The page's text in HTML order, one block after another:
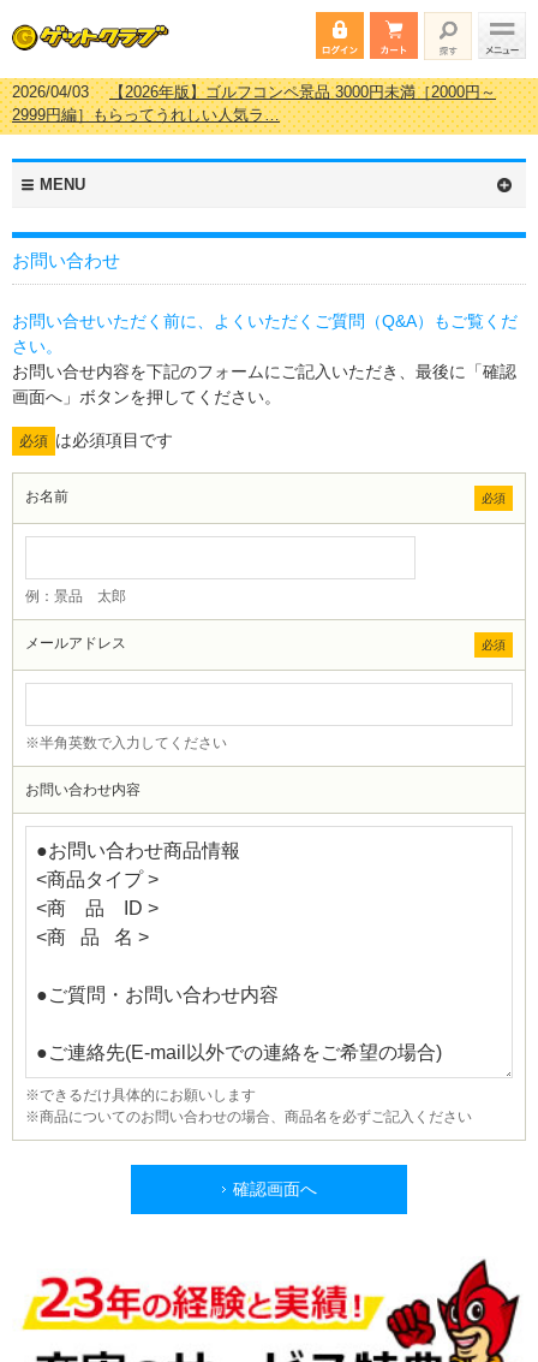
【2026年版】ゴルフコンペ景品 3000円未満［2000円～
2999円編］もらってうれしい人気ラ…
2026/02/16【2026年版】結婚式の二次会で貰って嬉しい景品とは？ 更
新しました！
2999円編］もらってうれしい人気ラ…
【2026年版】ビンゴゲーム景品おすすめ金額別人気ランキ
MENU
お問い合わせ
お問い合せいただく前に、よくいただくご質問（Q&A）もご覧くだ
さい。
お問い合せ内容を下記のフォームにご記入いただき、最後に「確認
画面へ」ボタンを押してください。
必須 は必須項目です
必須
お名前
例：景品 太郎
必須
メールアドレス
※半角英数で入力してください
お問い合わせ内容
※できるだけ具体的にお願いします
※商品についてのお問い合わせの場合、商品名を必ずご記入ください
確認画面へ